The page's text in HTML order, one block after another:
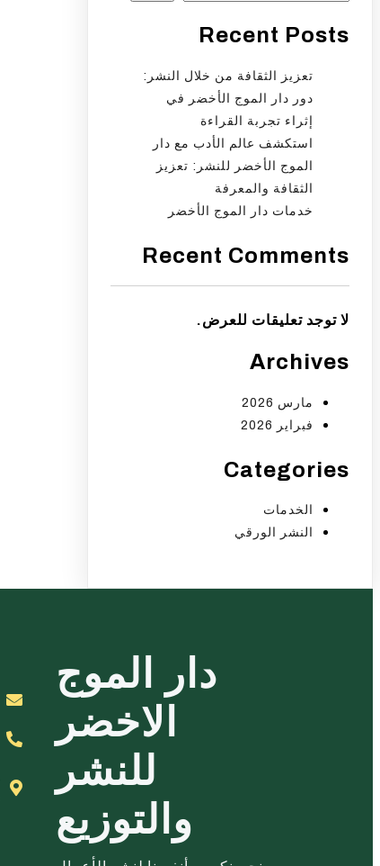
Recent Posts
تعزيز الثقافة من خلال النشر:
دور دار الموج الأخضر في
إثراء تجربة القراءة
استكشف عالم الأدب مع دار
الموج الأخضر للنشر: تعزيز
الثقافة والمعرفة
خدمات دار الموج الأخضر
Recent Comments
لا توجد تعليقات للعرض.
Archives
مارس 2026
فبراير 2026
Categories
الخدمات
النشر الورقي
دار الموج
الاخضر
للنشر
والتوزيع